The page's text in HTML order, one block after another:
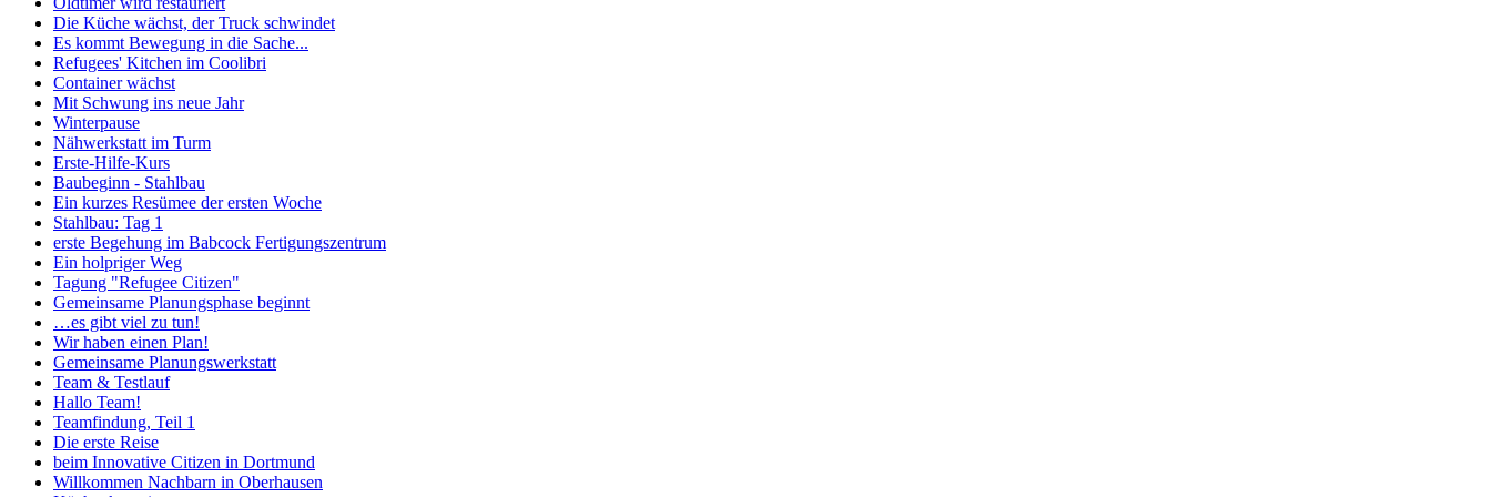
Die Küche wächst, der Truck schwindet
Es kommt Bewegung in die Sache...
Refugees' Kitchen im Coolibri
Container wächst
Mit Schwung ins neue Jahr
Winterpause
Nähwerkstatt im Turm
Erste-Hilfe-Kurs
Baubeginn - Stahlbau
Ein kurzes Resümee der ersten Woche
Stahlbau: Tag 1
erste Begehung im Babcock Fertigungszentrum
Ein holpriger Weg
Tagung "Refugee Citizen"
Gemeinsame Planungsphase beginnt
…es gibt viel zu tun!
Wir haben einen Plan!
Gemeinsame Planungswerkstatt
Team & Testlauf
Hallo Team!
Teamfindung, Teil 1
Die erste Reise
beim Innovative Citizen in Dortmund
Willkommen Nachbarn in Oberhausen